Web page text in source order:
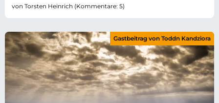
von Torsten Heinrich (Kommentare: 5)
Gastbeitrag von Toddn Kandziora